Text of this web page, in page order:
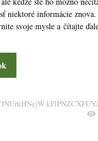
niektoré informácie
svoje mysle a čítajte